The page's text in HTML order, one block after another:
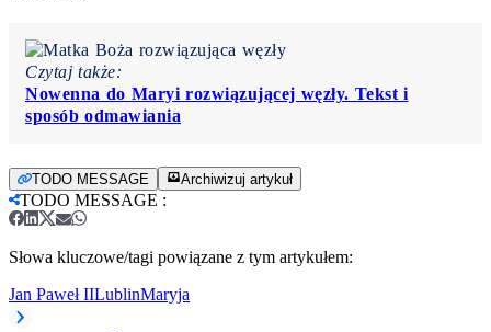
Czytaj także:
Nowenna do Maryi rozwiązującej węzły. Tekst i
sposób odmawiania
TODO MESSAGE Archiwizuj artykuł
TODO MESSAGE :
Słowa kluczowe/tagi powiązane z tym artykułem:
Jan Paweł IILublinMaryja